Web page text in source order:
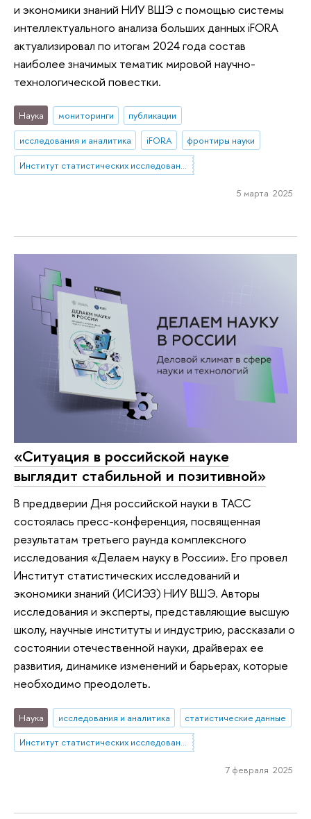
и экономики знаний НИУ ВШЭ с помощью системы
интеллектуального анализа больших данных iFORA
актуализировал по итогам 2024 года состав
наиболее значимых тематик мировой научно-
технологической повестки.
Наука мониторинги
публикации
исследования и аналитика
iFORA
фронтиры науки
Институт статистических исследований и экономики знаний
5 марта 2025
«Ситуация в российской науке
выглядит стабильной и позитивной»
В преддверии Дня российской науки в ТАСС
состоялась пресс-конференция, посвященная
результатам третьего раунда комплексного
исследования «Делаем науку в России». Его провел
Институт статистических исследований и
экономики знаний (ИСИЭЗ) НИУ ВШЭ. Авторы
исследования и эксперты, представляющие высшую
школу, научные институты и индустрию, рассказали о
состоянии отечественной науки, драйверах ее
развития, динамике изменений и барьерах, которые
необходимо преодолеть.
Наука исследования и аналитика
статистические данные
Институт статистических исследований и экономики знаний
7 февраля 2025